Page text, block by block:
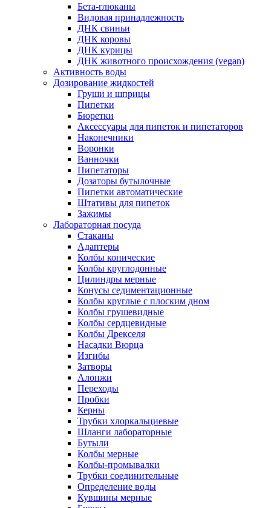
Бета-глюканы
Видовая принадлежность
ДНК свиньи
ДНК коровы
ДНК курицы
ДНК животного происхождения (vegan)
Активность воды
Дозирование жидкостей
Груши и шприцы
Пипетки
Бюретки
Аксессуары для пипеток и пипетаторов
Наконечники
Воронки
Ванночки
Пипетаторы
Дозаторы бутылочные
Пипетки автоматические
Штативы для пипеток
Зажимы
Лабораторная посуда
Стаканы
Адаптеры
Колбы конические
Колбы круглодонные
Цилиндры мерные
Конусы седиментационные
Колбы круглые с плоским дном
Колбы грушевидные
Колбы сердцевидные
Колбы Дрекселя
Насадки Вюрца
Изгибы
Затворы
Алонжи
Переходы
Пробки
Керны
Трубки хлоркальциевые
Шланги лабораторные
Бутыли
Колбы мерные
Колбы-промывалки
Трубки соединительные
Определение воды
Кувшины мерные